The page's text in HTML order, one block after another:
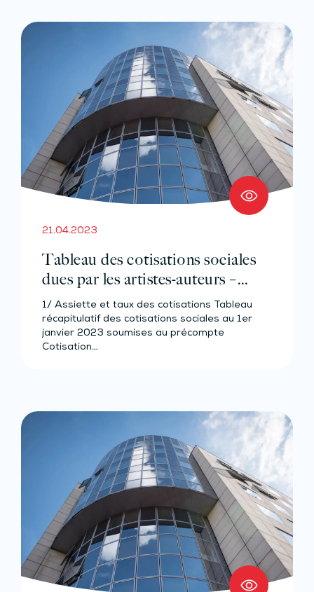
21.04.2023
Tableau des cotisations sociales
dues par les artistes-auteurs –
Année 2023
1/ Assiette et taux des cotisations Tableau
récapitulatif des cotisations sociales au 1er
janvier 2023 soumises au précompte
Cotisation…